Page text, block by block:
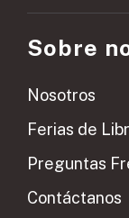
Sobre
Nosotros
Ferias de
Preguntas
Contáctanos